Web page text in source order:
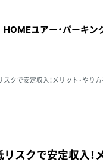
HOMEユアー・パーキ
クで安定収入！メリット・やり
スクで安定収入！